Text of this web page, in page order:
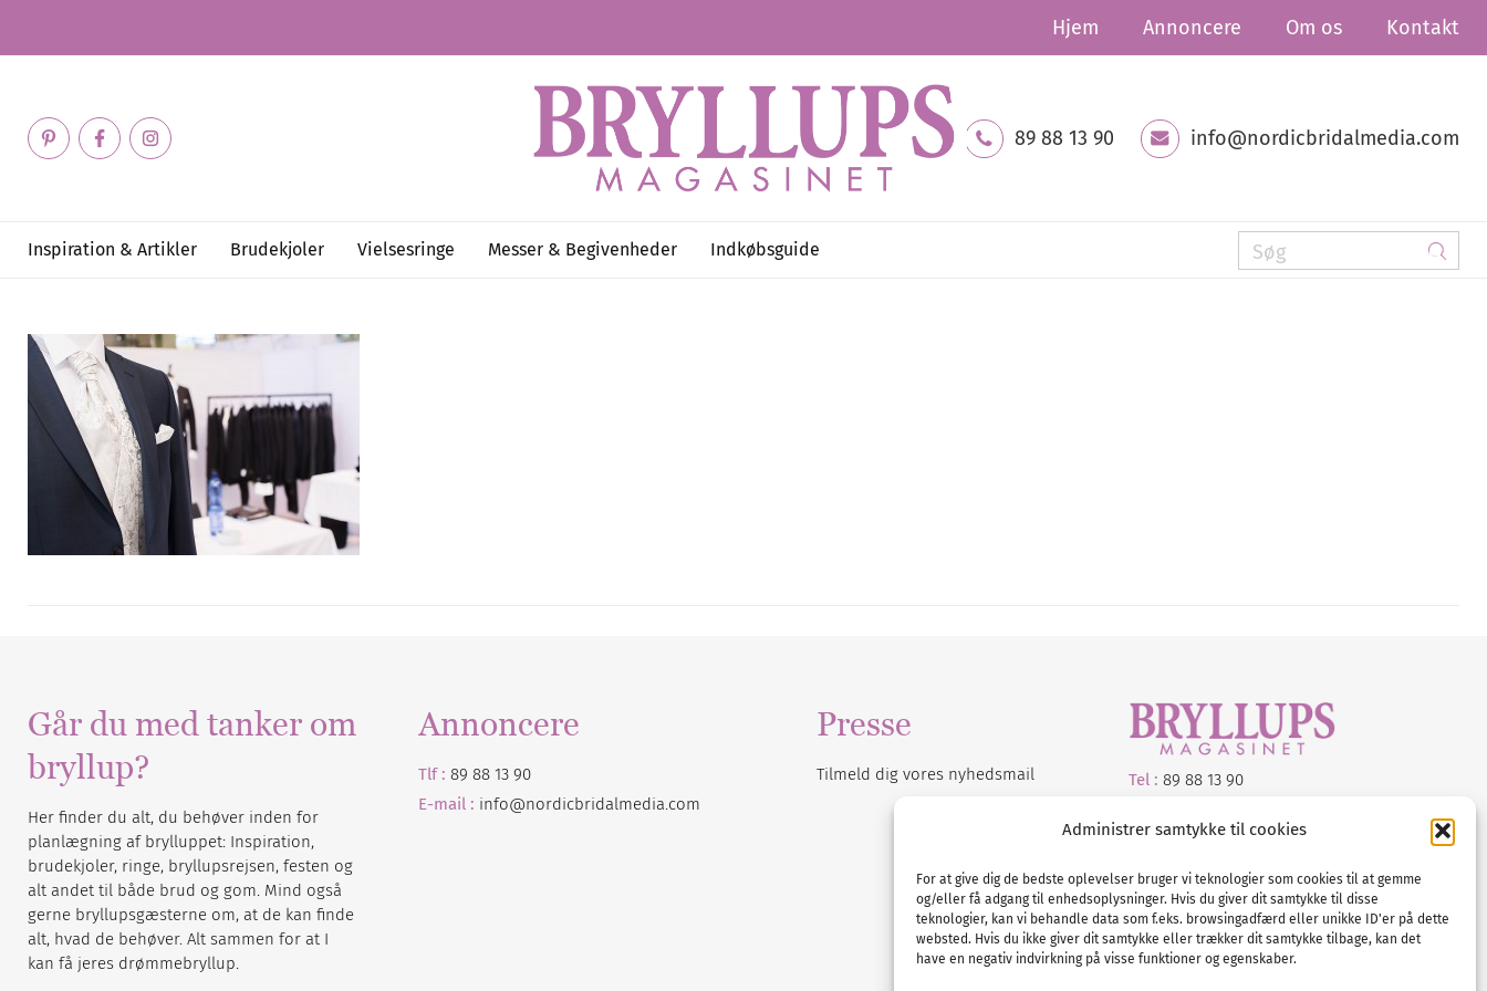
Administrer samtykke til cookies
For at give dig de bedste oplevelser bruger vi teknologier som cookies til at gemme
og/eller få adgang til enhedsoplysninger. Hvis du giver dit samtykke til disse
teknologier, kan vi behandle data som f.eks. browsingadfærd eller unikke ID'er på dette
websted. Hvis du ikke giver dit samtykke eller trækker dit samtykke tilbage, kan det
have en negativ indvirkning på visse funktioner og egenskaber.
Hjem Annoncere Om os Kontakt
89 88 13 90 info@nordicbridalmedia.com
Inspiration & Artikler Brudekjoler Vielsesringe Messer & Begivenheder Indkøbsguide
Går du med tanker om
bryllup?
Her finder du alt, du behøver inden for
planlægning af brylluppet: Inspiration,
brudekjoler, ringe, bryllupsrejsen, festen og
alt andet til både brud og gom. Mind også
gerne bryllupsgæsterne om, at de kan finde
alt, hvad de behøver. Alt sammen for at I
kan få jeres drømmebryllup.
Annoncere
Tlf : 89 88 13 90
E-mail : info@nordicbridalmedia.com
Presse
Tilmeld dig vores nyhedsmail Tel : 89 88 13 90
Nordic Bridal Media
Org.nr: DK34787271